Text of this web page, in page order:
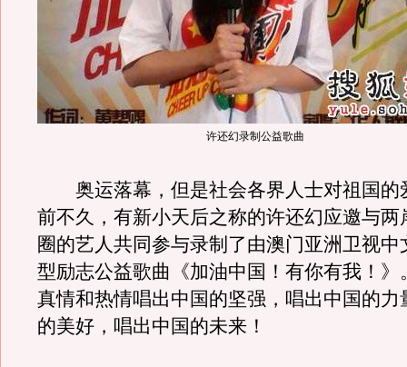
许还幻录制公益歌曲
奥运落幕，但是社会各界人士对祖国的
前不久，有新小天后之称的许还幻应邀与两
圈的艺人共同参与录制了由澳门亚洲卫视中
型励志公益歌曲《加油中国！有你有我！》
真情和热情唱出中国的坚强，唱出中国的力
的美好，唱出中国的未来！